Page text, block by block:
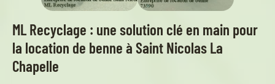
ML Recyclage : une solution clé en main pour
la location de benne à Saint Nicolas La
Chapelle